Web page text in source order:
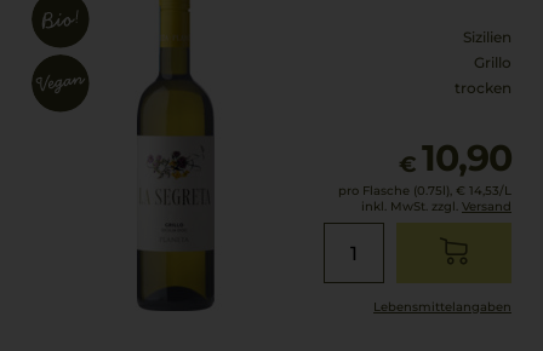
Sizilien
Grillo
trocken
€ 10,90
pro Flasche (0.75l), € 14,53/L
inkl. MwSt. zzgl. Versand
Lebensmittel­angaben